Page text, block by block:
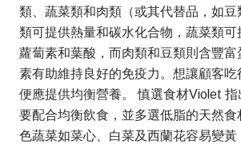
類、蔬菜類和肉類（或其代替品，如豆
類可提供熱量和碳水化合物，蔬菜類可
蘿蔔素和葉酸，而肉類和豆類則含豐富
素有助維持良好的免疫力。想讓顧客吃
便應提供均衡營養。 慎選食材Violet
要配合均衡飲食，並多選低脂的天然
色蔬菜如菜心、白菜及西蘭花容易變黃